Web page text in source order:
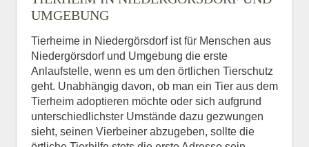
UMGEBUNG
Tierheime in Niedergörsdorf ist für Menschen aus
Niedergörsdorf und Umgebung die erste
Anlaufstelle, wenn es um den örtlichen Tierschutz
geht. Unabhängig davon, ob man ein Tier aus dem
Tierheim adoptieren möchte oder sich aufgrund
unterschiedlichster Umstände dazu gezwungen
sieht, seinen Vierbeiner abzugeben, sollte die